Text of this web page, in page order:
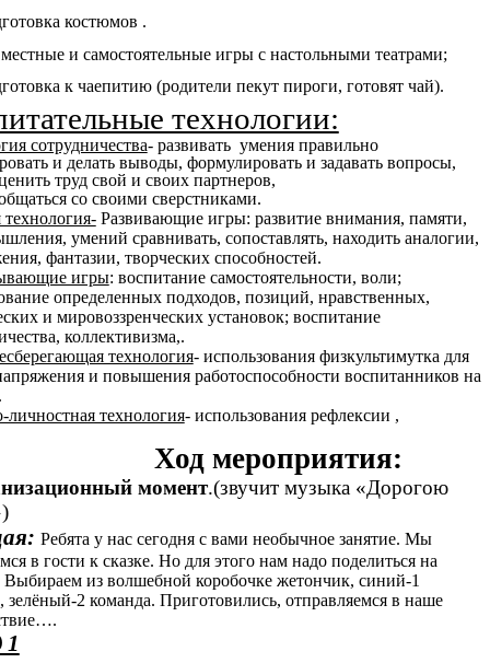
костюмов .
и самостоятельные игры с настольными театрами;
к чаепитию (родители пекут пироги, готовят чай).
технологии:
сотрудничества- развивать умения правильно
и делать выводы, формулировать и задавать вопросы,
труд свой и своих партнеров,
со своими сверстниками.
Развивающие игры: развитие внимания, памяти,
умений сравнивать, сопоставлять, находить аналогии,
фантазии, творческих способностей.
игры: воспитание самостоятельности, воли;
определенных подходов, позиций, нравственных,
и мировоззренческих установок; воспитание
коллективизма,.
технология- использования физкультимутка для
и повышения работоспособности воспитанников на
личностная технология- использования рефлексии ,
Ход мероприятия:
момент.(звучит музыка «Дорогою
Ребята у нас сегодня с вами необычное занятие. Мы
в гости к сказке. Но для этого нам надо поделиться на
из волшебной коробочке жетончик, синий-1
зелёный-2 команда. Приготовились, отправляемся в наше